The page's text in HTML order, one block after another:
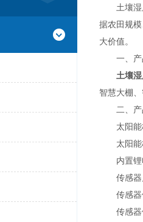
土壤湿度
据农田规
大价值。
一、产
土壤
智慧大棚
二、产
太阳能
太阳能
内置锂
传感器
传感器
传感器